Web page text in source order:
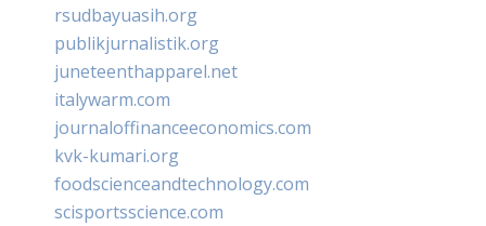
rsudbayuasih.org
publikjurnalistik.org
juneteenthapparel.net
italywarm.com
journaloffinanceeconomics.com
kvk-kumari.org
foodscienceandtechnology.com
scisportsscience.com